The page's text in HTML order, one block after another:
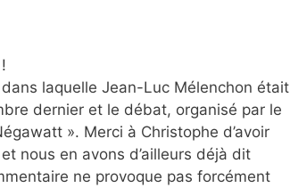
laquelle Jean-Luc Mélenchon était
dernier et le débat, organisé par le
». Merci à Christophe d’avoir
nous en avons d’ailleurs déjà dit
ne provoque pas forcément